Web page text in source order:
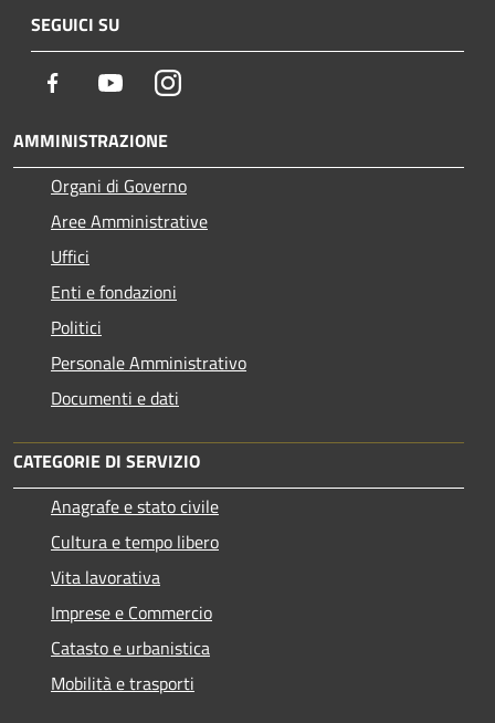
SEGUICI SU
Facebook YoutubeInstagram
AMMINISTRAZIONE
Organi di Governo
Aree Amministrative
Uffici
Enti e fondazioni
Politici
Personale Amministrativo
Documenti e dati
CATEGORIE DI SERVIZIO
Anagrafe e stato civile
Cultura e tempo libero
Vita lavorativa
Imprese e Commercio
Catasto e urbanistica
Mobilità e trasporti